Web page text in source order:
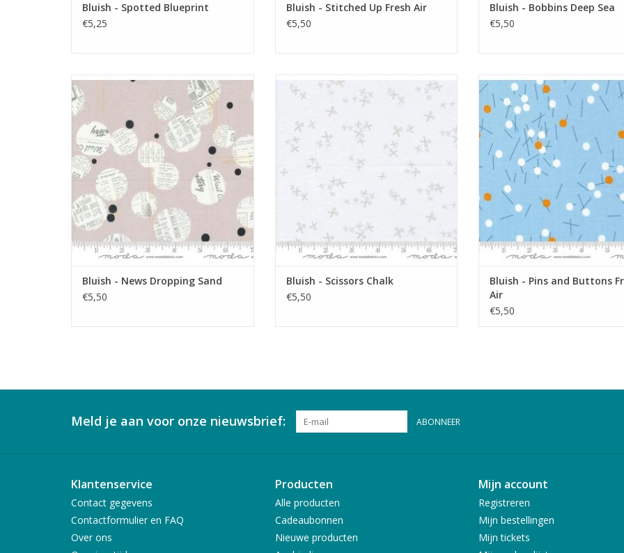
Bluish - Spotted Blueprint
€5,25
Bluish - Stitched Up Fresh Air
€5,50
Bluish - Bobbins Deep Sea
€5,50
cirkels met tekst op taupe
TOEVOEGEN AAN WINKELWAGEN
Bluish - News Dropping Sand
€5,50
low volume stof met schaartjes
TOEVOEGEN AAN WINKELWAGEN
Bluish - Scissors Chalk
€5,50
lichtblauw met streepjes en
TOEVOEGEN AAN
Bluish - Pins and Buttons
Air
€5,50
Meld je aan voor onze nieuwsbrief: ABONNEER
Klantenservice
Contact gegevens
Contactformulier en FAQ
Over ons
Producten
Alle producten
Cadeaubonnen
Nieuwe producten
Mijn account
Registreren
Mijn bestellingen
Mijn tickets